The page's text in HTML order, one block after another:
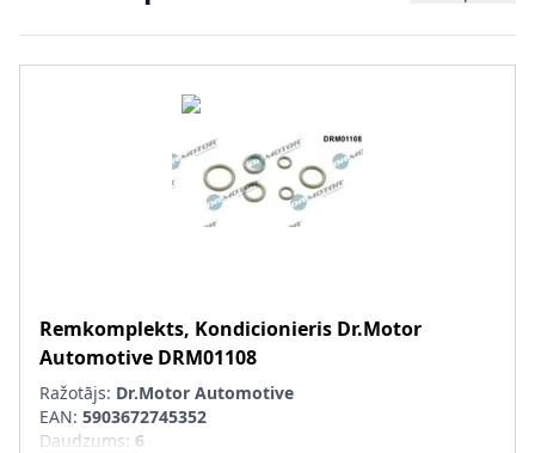
Remkomplekts, Kondicionieris Dr.Motor
Automotive DRM01108
Ražotājs: Dr.Motor Automotive
EAN: 5903672745352
Daudzums: 6